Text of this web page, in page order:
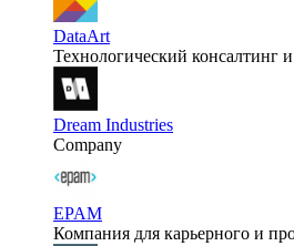
DataArt
Технологический консалтинг
Dream Industries
Company
EPAM
Компания для карьерного и